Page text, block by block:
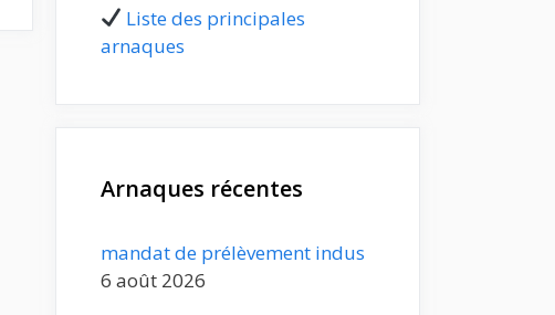
Liste des principales
arnaques
Arnaques récentes
mandat de prélèvement indus
6 août 2026